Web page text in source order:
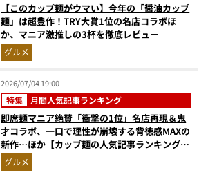
【このカップ麺がウマい】今年の「醤油カップ
麺」は超豊作！TRY大賞1位の名店コラボほ
か、マニア激推しの3杯を徹底レビュー
グルメ
2026/07/04 19:00
特集 月間人気記事ランキング
即席麺マニア絶賛「衝撃の1位」名店再現＆鬼
才コラボ、一口で理性が崩壊する背徳感MAXの
新作…ほか【カップ麺の人気記事ランキングベ
スト3】（2026年5月版）
グルメ